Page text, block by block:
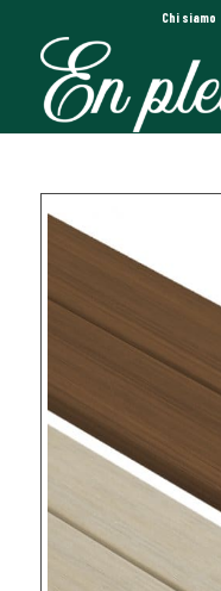
Chi siamo